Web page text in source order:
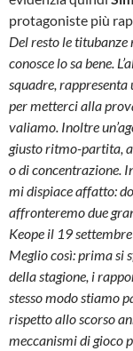
protagoniste più
Del resto le
conosce lo sa bene.
squadre,
per metterci alla
valiamo. Inoltre
giusto ritmo-partita,
o di concentrazione.
mi dispiace affatto:
affronteremo due
Keope il 19
Meglio così: prima si
della stagione, i
stesso modo stiamo
rispetto allo scorso
meccanismi di gioco